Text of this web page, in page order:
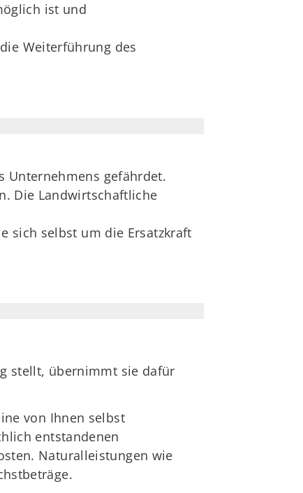
ist und
Weiterführung des
Unternehmens gefährdet.
Die Landwirtschaftliche
sich selbst um die Ersatzkraft
stellt, übernimmt sie dafür
von Ihnen selbst
entstandenen
Naturalleistungen wie